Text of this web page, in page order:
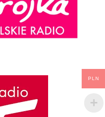
PLN